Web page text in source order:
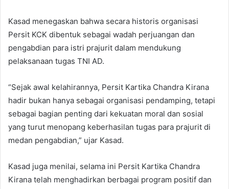
Kasad menegaskan bahwa secara historis organisasi
Persit KCK dibentuk sebagai wadah perjuangan dan
pengabdian para istri prajurit dalam mendukung
pelaksanaan tugas TNI AD.
“Sejak awal kelahirannya, Persit Kartika Chandra Kirana
hadir bukan hanya sebagai organisasi pendamping, tetapi
sebagai bagian penting dari kekuatan moral dan sosial
yang turut menopang keberhasilan tugas para prajurit di
medan pengabdian,” ujar Kasad.
Kasad juga menilai, selama ini Persit Kartika Chandra
Kirana telah menghadirkan berbagai program positif dan